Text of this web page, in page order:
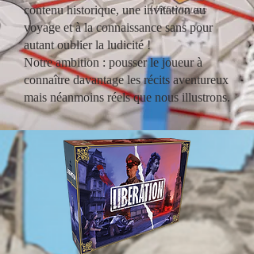
contenu historique, une invitation au
voyage et à la connaissance sans pour
autant oublier la ludicité !
Notre ambition : pousser le joueur à
connaître davantage les récits aventureux
mais néanmoins réels que nous illustrons.